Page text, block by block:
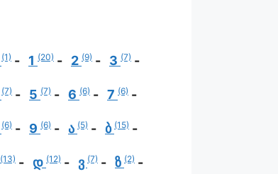
(1) 1 (20) 2 (9) 3 (7)
(7) 5 (7) 6 (6) 7 (6)
(6) 9 (6) ა (5) ბ (15)
(13) დ (12) ვ (7) ზ (2)